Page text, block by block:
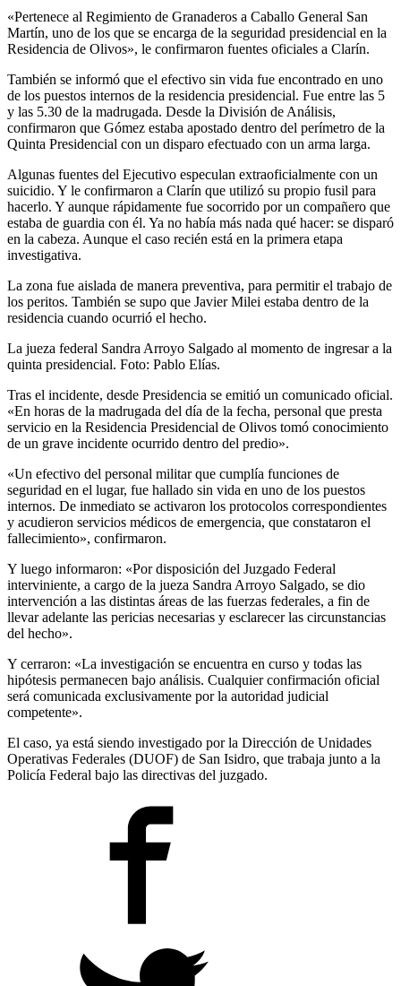
«Pertenece al Regimiento de Granaderos a Caballo General San
Martín, uno de los que se encarga de la seguridad presidencial en la
Residencia de Olivos», le confirmaron fuentes oficiales a Clarín.
También se informó que el efectivo sin vida fue encontrado en uno
de los puestos internos de la residencia presidencial. Fue entre las 5
y las 5.30 de la madrugada. Desde la División de Análisis,
confirmaron que Gómez estaba apostado dentro del perímetro de la
Quinta Presidencial con un disparo efectuado con un arma larga.
Algunas fuentes del Ejecutivo especulan extraoficialmente con un
suicidio. Y le confirmaron a Clarín que utilizó su propio fusil para
hacerlo. Y aunque rápidamente fue socorrido por un compañero que
estaba de guardia con él. Ya no había más nada qué hacer: se disparó
en la cabeza. Aunque el caso recién está en la primera etapa
investigativa.
La zona fue aislada de manera preventiva, para permitir el trabajo de
los peritos. También se supo que Javier Milei estaba dentro de la
residencia cuando ocurrió el hecho.
La jueza federal Sandra Arroyo Salgado al momento de ingresar a la
quinta presidencial. Foto: Pablo Elías.
Tras el incidente, desde Presidencia se emitió un comunicado oficial.
«En horas de la madrugada del día de la fecha, personal que presta
servicio en la Residencia Presidencial de Olivos tomó conocimiento
de un grave incidente ocurrido dentro del predio».
«Un efectivo del personal militar que cumplía funciones de
seguridad en el lugar, fue hallado sin vida en uno de los puestos
internos. De inmediato se activaron los protocolos correspondientes
y acudieron servicios médicos de emergencia, que constataron el
fallecimiento», confirmaron.
Y luego informaron: «Por disposición del Juzgado Federal
interviniente, a cargo de la jueza Sandra Arroyo Salgado, se dio
intervención a las distintas áreas de las fuerzas federales, a fin de
llevar adelante las pericias necesarias y esclarecer las circunstancias
del hecho».
Y cerraron: «La investigación se encuentra en curso y todas las
hipótesis permanecen bajo análisis. Cualquier confirmación oficial
será comunicada exclusivamente por la autoridad judicial
competente».
El caso, ya está siendo investigado por la Dirección de Unidades
Operativas Federales (DUOF) de San Isidro, que trabaja junto a la
Policía Federal bajo las directivas del juzgado.